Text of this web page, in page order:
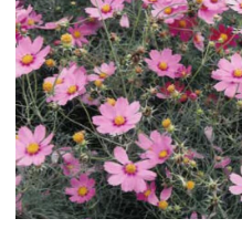
メンテ
マンション
媒
会